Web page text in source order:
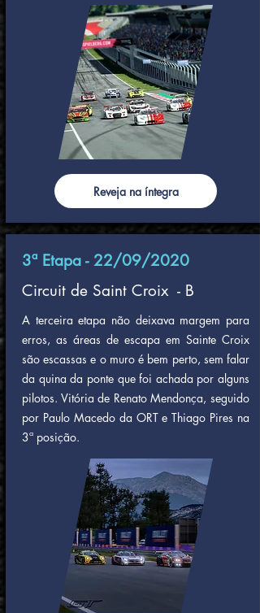
Reveja na íntegra
3ª Etapa - 22/09/2020
Circuit de Saint Croix - B
A terceira etapa não deixava margem para
erros, as áreas de escapa em Sainte Croix
são escassas e o muro é bem perto, sem falar
da quina da ponte que foi achada por alguns
pilotos. Vitória de Renato Mendonça, seguido
por Paulo Macedo da ORT e Thiago Pires na
3ª posição.